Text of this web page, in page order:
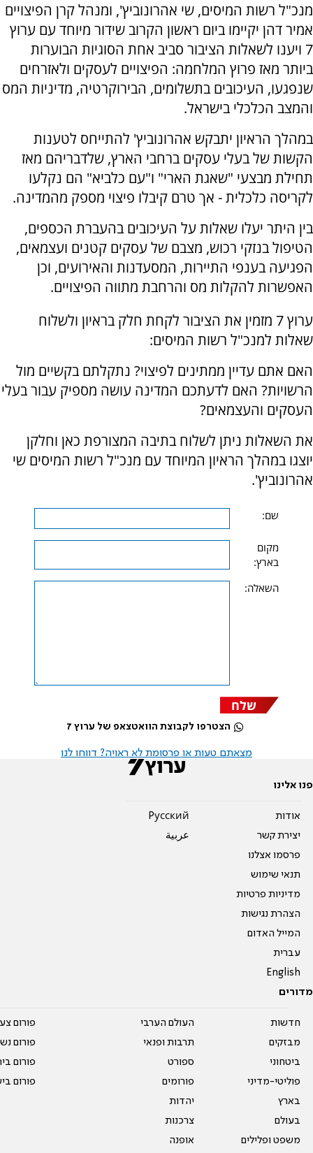
מנכ"ל רשות המיסים, שי אהרונוביץ', ומנהל קרן הפיצויים
אמיר דהן יקיימו ביום ראשון הקרוב שידור מיוחד עם ערוץ
7 ויענו לשאלות הציבור סביב אחת הסוגיות הבוערות
ביותר מאז פרוץ המלחמה: הפיצויים לעסקים ולאזרחים
שנפגעו, העיכובים בתשלומים, הבירוקרטיה, מדיניות המס
והמצב הכלכלי בישראל.
במהלך הראיון יתבקש אהרונוביץ' להתייחס לטענות
הקשות של בעלי עסקים ברחבי הארץ, שלדבריהם מאז
תחילת מבצעי "שאגת הארי" ו"עם כלביא" הם נקלעו
לקריסה כלכלית - אך טרם קיבלו פיצוי מספק מהמדינה.
בין היתר יעלו שאלות על העיכובים בהעברת הכספים,
הטיפול בנזקי רכוש, מצבם של עסקים קטנים ועצמאים,
הפגיעה בענפי התיירות, המסעדנות והאירועים, וכן
האפשרות להקלות מס והרחבת מתווה הפיצויים.
ערוץ 7 מזמין את הציבור לקחת חלק בראיון ולשלוח
שאלות למנכ"ל רשות המיסים:
האם אתם עדיין ממתינים לפיצוי? נתקלתם בקשיים מול
הרשויות? האם לדעתכם המדינה עושה מספיק עבור בעלי
העסקים והעצמאים?
את השאלות ניתן לשלוח בתיבה המצורפת כאן וחלקן
יוצגו במהלך הראיון המיוחד עם מנכ"ל רשות המיסים שי
אהרונוביץ'.
שם:
מקום
בארץ:
השאלה:
שלח
הצטרפו לקבוצת הוואטצאפ של ערוץ 7
מצאתם טעות או פרסומת לא ראויה? דווחו לנו
פנו אלינו
אודות
יצירת קשר
פרסמו אצלנו
תנאי שימוש
מדיניות פרטיות
הצהרת נגישות
המייל האדום
עברית
English
Pусский
عربية
מדורים
חדשות
מבזקים
ביטחוני
פוליטי-מדיני
בארץ
בעולם
משפט ופלילים
העולם הערבי
תרבות ופנאי
ספורט
פורומים
יהדות
צרכנות
אופנה
פורום
פורום
פורום
פורום